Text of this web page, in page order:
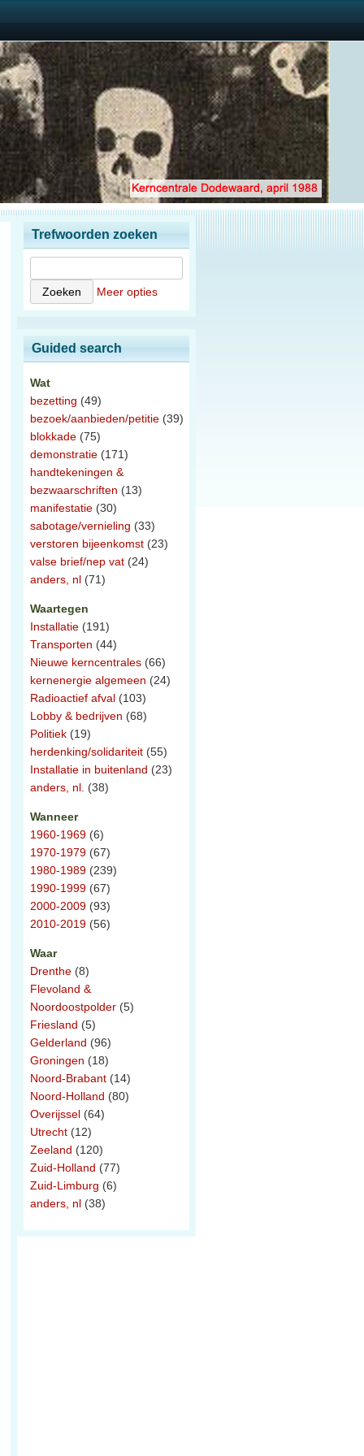
Trefwoorden zoeken
Meer opties
Guided search
Wat
bezetting (49)
bezoek/aanbieden/petitie (39)
blokkade (75)
demonstratie (171)
handtekeningen &
bezwaarschriften (13)
manifestatie (30)
sabotage/vernieling (33)
verstoren bijeenkomst (23)
valse brief/nep vat (24)
anders, nl (71)
Waartegen
Installatie (191)
Transporten (44)
Nieuwe kerncentrales (66)
kernenergie algemeen (24)
Radioactief afval (103)
Lobby & bedrijven (68)
Politiek (19)
herdenking/solidariteit (55)
Installatie in buitenland (23)
anders, nl. (38)
Wanneer
1960-1969 (6)
1970-1979 (67)
1980-1989 (239)
1990-1999 (67)
2000-2009 (93)
2010-2019 (56)
Waar
Drenthe (8)
Flevoland &
Noordoostpolder (5)
Friesland (5)
Gelderland (96)
Groningen (18)
Noord-Brabant (14)
Noord-Holland (80)
Overijssel (64)
Utrecht (12)
Zeeland (120)
Zuid-Holland (77)
Zuid-Limburg (6)
anders, nl (38)